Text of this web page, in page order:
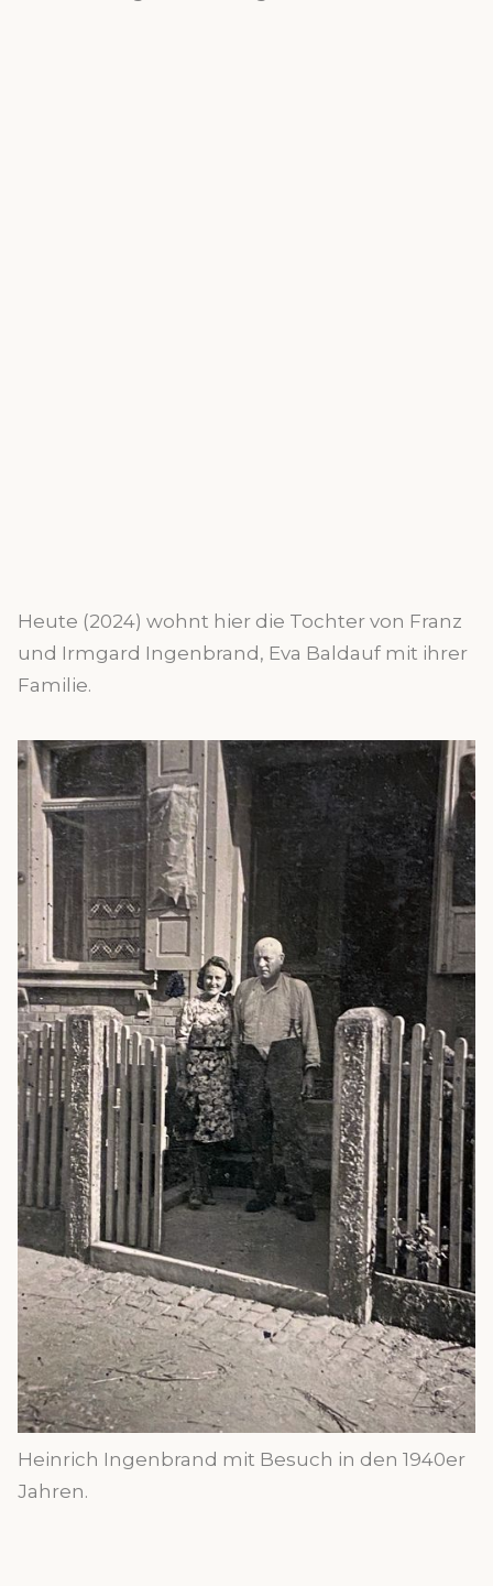
Heute (2024) wohnt hier die Tochter von Franz
und Irmgard Ingenbrand, Eva Baldauf mit ihrer
Familie.
Heinrich Ingenbrand mit Besuch in den 1940er
Jahren.